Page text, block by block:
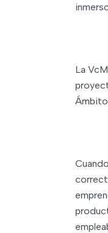
La